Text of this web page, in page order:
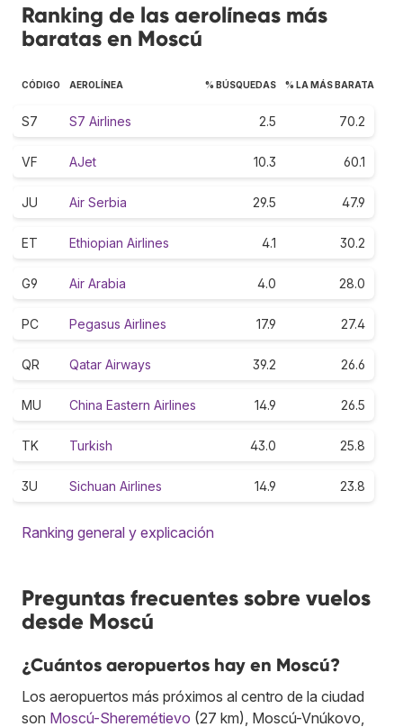
Ranking de las aerolíneas más
baratas en Moscú
CÓDIGO AEROLÍNEA % BÚSQUEDAS % LA MÁS BARATA
S7 S7 Airlines 2.5 70.2
VF AJet 10.3 60.1
JU Air Serbia 29.5 47.9
ET Ethiopian Airlines 4.1 30.2
G9 Air Arabia 4.0 28.0
PC Pegasus Airlines 17.9 27.4
QR Qatar Airways 39.2 26.6
MU China Eastern Airlines 14.9 26.5
TK Turkish 43.0 25.8
3U Sichuan Airlines 14.9 23.8
Ranking general y explicación
Preguntas frecuentes sobre vuelos
desde Moscú
¿Cuántos aeropuertos hay en Moscú?
Los aeropuertos más próximos al centro de la ciudad
son Moscú-Sheremétievo (27 km), Moscú-Vnúkovo,